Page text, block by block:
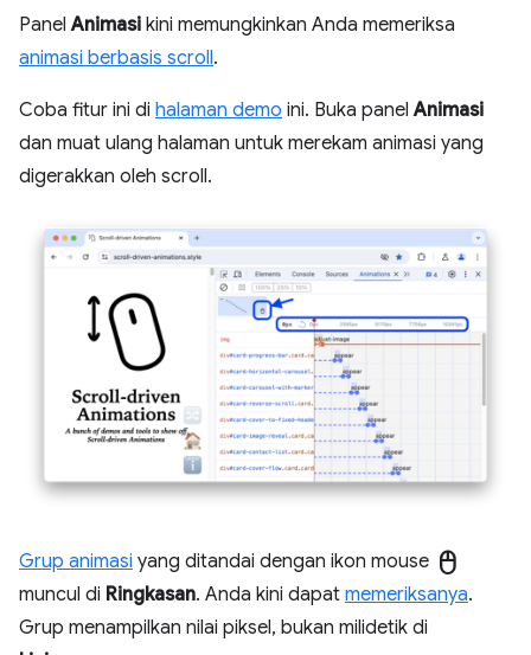
PanelAnimasi kini memungkinkan Anda memeriksa
animasi berbasis scroll.
Coba fitur ini di halaman demo ini. Buka panelAnimasi
dan muat ulang halaman untuk merekam animasi yang
digerakkan oleh scroll.
Grup animasi yang ditandai dengan ikon mouse mouse
muncul di Ringkasan. Anda kini dapat memeriksanya.
Grup menampilkan nilai piksel, bukan milidetik di